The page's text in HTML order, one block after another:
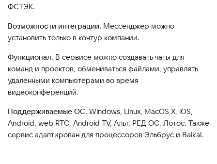
ФСТЭК.
Возможности интеграции. Мессенджер можно
установить только в контур компании.
Функционал. В сервисе можно создавать чаты для
команд и проектов, обмениваться файлами, управлять
удаленными компьютерами во время
видеоконференций.
Поддерживаемые ОС. Windows, Linux, MacOS X, iOS,
Android, web RTC, Android TV, Альт, РЕД ОС, Лотос. Также
сервис адаптирован для процессоров Эльбрус и Baikal.